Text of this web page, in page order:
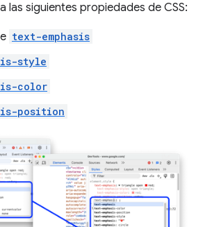
las siguientes propiedades de CSS:
text-emphasis
style
color
position